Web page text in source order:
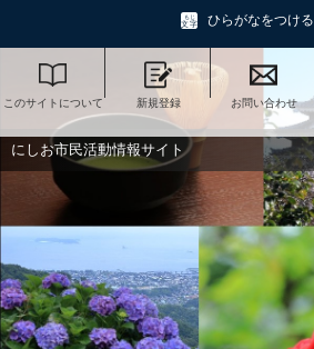
ひらがなをつける
このサイトについて 新規登録 お問い合わせ
にしお市民活動情報サイト